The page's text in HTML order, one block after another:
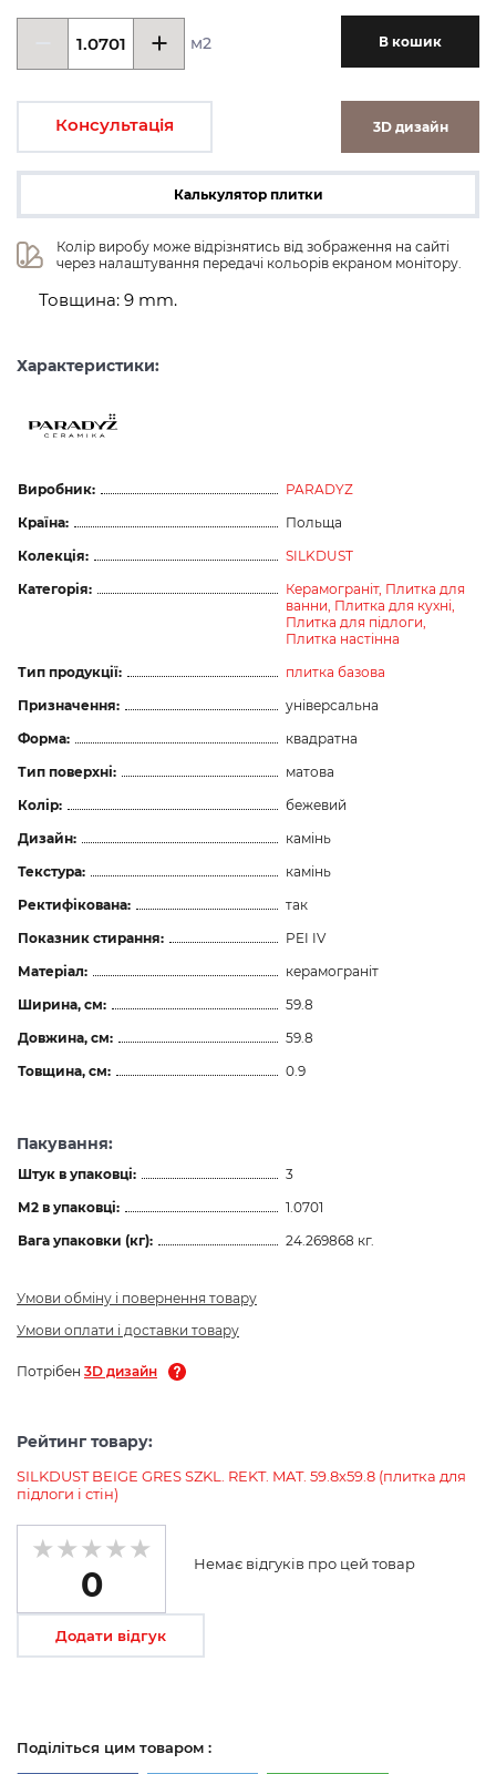
м2 В кошик
Консультація 3D дизайн
Калькулятор плитки
Колір виробу може відрізнятись від зображення на сайті
через налаштування передачі кольорів екраном монітору.
Товщина: 9 mm.
Характеристики:
Виробник:
PARADYZ
Країна:
Польща
Колекція:
SILKDUST
Категорія:
Керамограніт, Плитка для
ванни, Плитка для кухні,
Плитка для підлоги,
Плитка настінна
Тип продукції:
плитка базова
Призначення:
універсальна
Форма:
квадратна
Тип поверхні:
матова
Колір:
бежевий
Дизайн:
камінь
Текстура:
камінь
Ректифікована:
так
Показник стирання:
PEI IV
Матеріал:
керамограніт
Ширина, см:
59.8
Довжина, см:
59.8
Товщина, см:
0.9
Пакування:
Штук в упаковці:
3
М2 в упаковці:
1.0701
Вага упаковки (кг):
24.269868 кг.
Умови обміну і повернення товару
Умови оплати і доставки товару
Потрібен 3D дизайн
Рейтинг товару:
SILKDUST BEIGE GRES SZKL. REKT. MAT. 59.8х59.8 (плитка для
підлоги і стін)
0
Немає відгуків про цей товар
Додати відгук
Поділіться цим товаром :